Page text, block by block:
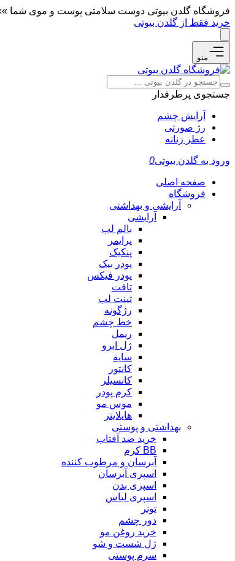
فروشگاه گلدن بیوتی دوست سلامتی پوست و موی شما »»
خرید فقط از گلدن بیوتی
منو
جستجوی پرطرفدار
آرایش چشم
رژ صورتی
عطر زنانه
ورود به گلدن بیوتی0
صفحه اصلی
فروشگاه
آرایشی و بهداشتی
آرایشی
بالم لب
پرایمر
پنکیک
پودر بیک
پودر فیکس
تافت
تینت لب
رژگونه
خط چشم
ریمل
ژل ابرو
سایه
کانتور
کانسیلر
کرم پودر
موس مو
هایلایتر
بهداشتی و پوستی
خرید ضد آفتاب
BB کرم
آبرسان و مرطوب کننده
اسپری آبرسان
اسپری بدن
اسپری لباس
تونر
دور چشم
خرید روغن مو
ژل شست و شو
سرم پوستی